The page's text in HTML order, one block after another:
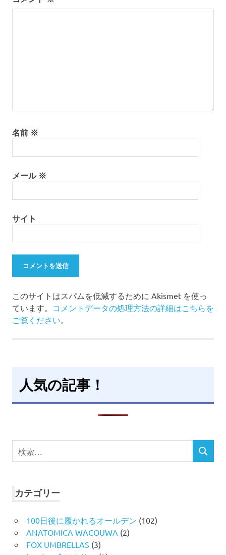
ョ
名前 ※
メール ※
サイト
このサイトはスパムを低減するために Akismet を使っ
ています。 コメントデータの処理方法の詳細はこちらを
ご覧ください。
人気の記事！
検
索
検
カテゴリー
100日後に履かれるオールデン (102)
ANATOMICA WACOUWA (2)
FOX UMBRELLAS (3)